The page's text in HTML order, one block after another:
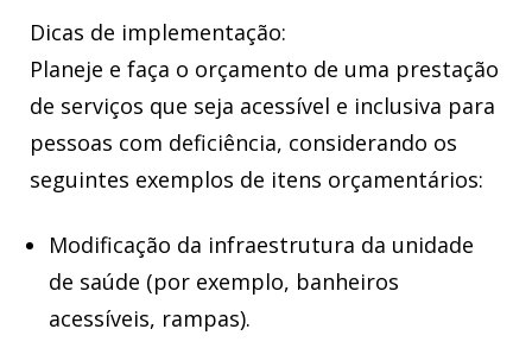
Dicas de implementação:
Planeje e faça o orçamento de uma prestação
de serviços que seja acessível e inclusiva para
pessoas com deficiência, considerando os
seguintes exemplos de itens orçamentários:
Modificação da infraestrutura da unidade
de saúde (por exemplo, banheiros
acessíveis, rampas).